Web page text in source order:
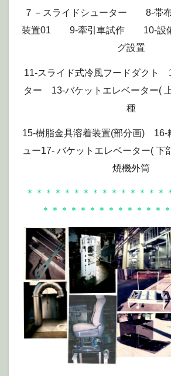
７－スライドシューター 8-帯
装置01 9-牽引車試作 10-設備
グ設置
11-スライド式冷風フードダクト
ター 13-バケットエレベーター(
種
15-樹脂金具溶着装置(部分画) 16-
ュー17- バケットエレベーター( 下
焼機外筒
＊＊＊＊＊＊＊＊＊＊＊＊＊＊＊
＊＊＊＊＊＊＊＊＊＊＊＊＊